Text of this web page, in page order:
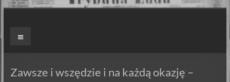
Skip
ZAPIEXY
–
Menu
Zawsze i wszędzie i na każdą okazję –